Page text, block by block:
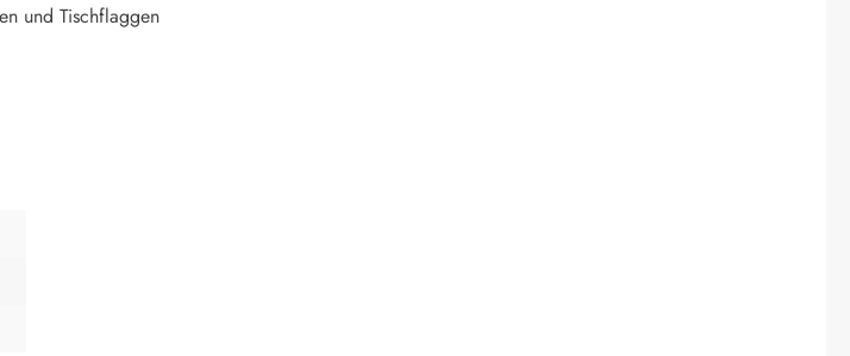
und Tischflaggen